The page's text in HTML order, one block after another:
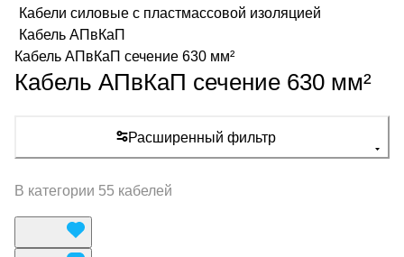
Кабели силовые с пластмассовой изоляцией
Кабель АПвКаП
Кабель АПвКаП сечение 630 мм²
Кабель АПвКаП сечение 630 мм²
Расширенный фильтр
В категории 55 кабелей